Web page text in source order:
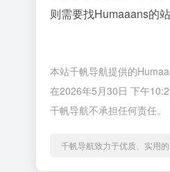
则需要找Humaaans的
本站千帆导航提供的
在2026年5月30日 下午
千帆导航不承担任何责任。
千帆导航致力于优质、实用